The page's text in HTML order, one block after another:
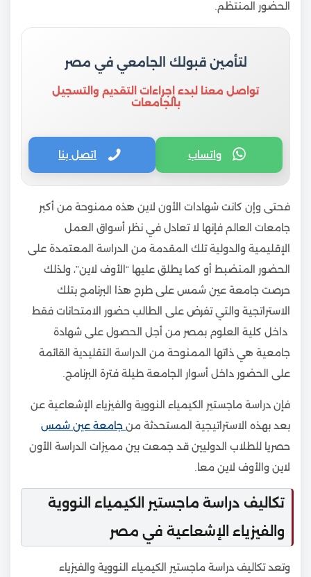
الحضور المنتظم.
لتأمين قبولك الجامعي في مصر
تواصل معنا لبدء إجراءات التقديم والتسجيل
بالجامعات
واتساب اتصل بنا
فحتى وإن كانت شهادات الأون لاين هذه ممنوحة من أكبر
جامعات العالم فإنها لا تعادل في نظر أسواق العمل
الإقليمية والدولية تلك المقدمة من الدراسة المعتمدة على
الحضور المنضبط أو كما يطلق عليها “الأوف لاين”، ولذلك
حرصت جامعة عين شمس على طرح هذا البرنامج بتلك
الاستراتجية والتي تفرض على الطالب حضور الامتحانات فقط
داخل كلية العلوم بمصر من أجل الحصول على شهادة
جامعية هي ذاتها الممنوحة من الدراسة التقليدية القائمة
على الحضور داخل أسوار الجامعة طيلة فترة البرنامج.
فإن دراسة ماجستير الكيمياء النووية والفيزياء الإشعاعية عن
بعد بهذه الاستراتيجية المستحدثة من جامعة عين شمس
حصريا للطلاب الدوليين قد جمعت بين مميزات الدراسة الأون
لاين والأوف لاين معا.
تكاليف دراسة ماجستير الكيمياء النووية
والفيزياء الإشعاعية في مصر
وتعد تكاليف دراسة ماجستير الكيمياء النووية والفيزياء